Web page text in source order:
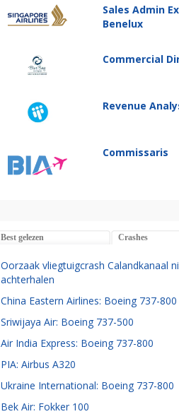
Sales Admin
Benelux
Commercial
Revenue
Commissaris
Best gelezen Crashes
Oorzaak vliegtuigcrash Calandkanaal
achterhalen
China Eastern Airlines: Boeing 737-800
Sriwijaya Air: Boeing 737-500
Air India Express: Boeing 737-800
PIA: Airbus A320
Ukraine International: Boeing 737-800
Bek Air: Fokker 100